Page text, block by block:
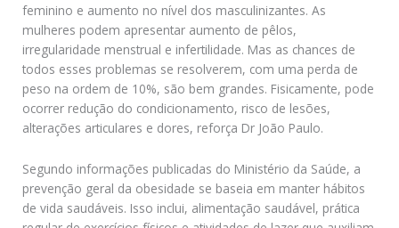
feminino e aumento no nível dos masculinizantes. As
mulheres podem apresentar aumento de pêlos,
irregularidade menstrual e infertilidade. Mas as chances de
todos esses problemas se resolverem, com uma perda de
peso na ordem de 10%, são bem grandes. Fisicamente, pode
ocorrer redução do condicionamento, risco de lesões,
alterações articulares e dores, reforça Dr João Paulo.
Segundo informações publicadas do Ministério da Saúde, a
prevenção geral da obesidade se baseia em manter hábitos
de vida saudáveis. Isso inclui, alimentação saudável, prática